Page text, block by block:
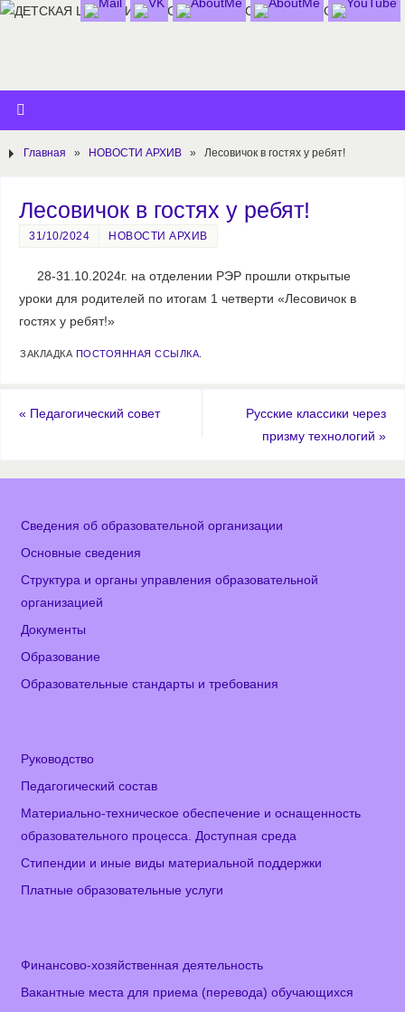
Главная » НОВОСТИ АРХИВ » Лесовичок в гостях у ребят!
Лесовичок в гостях у ребят!
31/10/2024 НОВОСТИ АРХИВ
28-31.10.2024г. на отделении РЭР прошли открытые
уроки для родителей по итогам 1 четверти «Лесовичок в
гостях у ребят!»
ЗАКЛАДКА ПОСТОЯННАЯ ССЫЛКА
« Педагогический совет
Русские классики через
призму технологий »
Сведения об образовательной организации
Основные сведения
Структура и органы управления образовательной
организацией
Документы
Образование
Образовательные стандарты и требования
Руководство
Педагогический состав
Материально-техническое обеспечение и оснащенность
образовательного процесса. Доступная среда
Стипендии и иные виды материальной поддержки
Платные образовательные услуги
Финансово-хозяйственная деятельность
Вакантные места для приема (перевода) обучающихся